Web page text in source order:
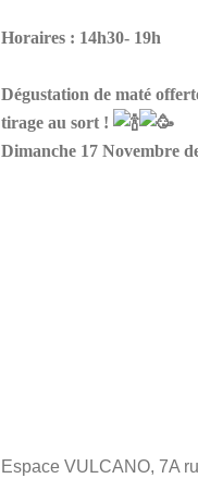
Horaires : 14h30- 19h
Dégustation de maté
tirage au sort !
Dimanche 17 Novembre
Espace VULCANO, 7A